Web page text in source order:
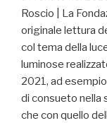
Roscio | La
originale lettura
col tema della
luminose
2021, ad
di consueto nella
che con quello